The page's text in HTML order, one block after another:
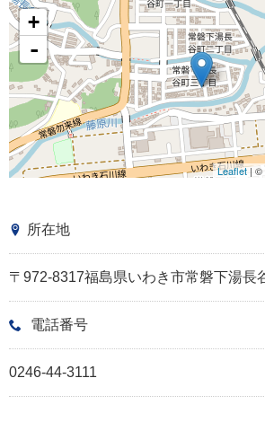
+
-
Leaflet| ©
所在地
〒972-8317福島県いわき市常磐下湯長
電話番号
0246-44-3111